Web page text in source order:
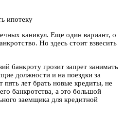
ипотеку
каникул. Еще один вариант, о
Но здесь стоит взвесить
банкроту грозит запрет занимать
должности и на поездки за
пять лет брать новые кредиты, не
банкротства, а это большой
заемщика для кредитной